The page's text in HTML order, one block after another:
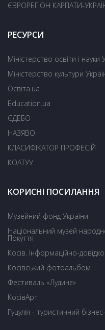
ЄВРОРЕГІОН КАРПАТИ-
РЕСУРСИ
Міністерство освіти і науки
Міністерство культури
Освіта.ua
Education.ua
ЄДЕБО
НАЗЯВО
КЛАСИФІКАТОР ПРОФЕСІЙ
КОАТУУ
КОРИСНІ ПОСИЛАННЯ
Музейний фонд України
Національний музей
Покуття
Косів. Інформаційно-
Косівський фотоальбом
Фестиваль «Лудинє»
КосівАрт
Гуцулія - туристичний